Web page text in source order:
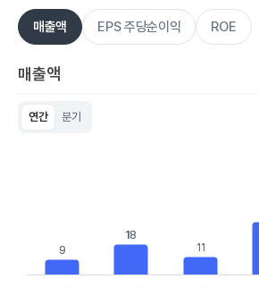
매출액 EPS 주당순이익 ROE
매출액
연간 분기
The chart has 1 Y axis displaying
9
9
18
18
11
11